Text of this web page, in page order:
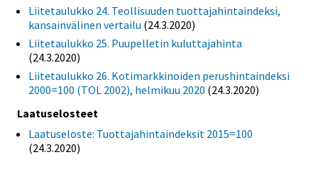
Liitetaulukko 24. Teollisuuden tuottajahintaindeksi,
kansainvälinen vertailu (24.3.2020)
Liitetaulukko 25. Puupelletin kuluttajahinta
(24.3.2020)
Liitetaulukko 26. Kotimarkkinoiden perushintaindeksi
2000=100 (TOL 2002), helmikuu 2020 (24.3.2020)
Laatuselosteet
Laatuseloste: Tuottajahintaindeksit 2015=100
(24.3.2020)